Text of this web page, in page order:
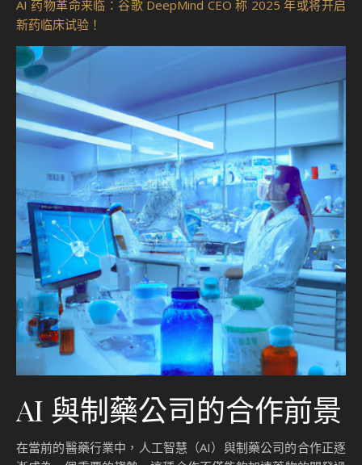
AI 药物革命来临：谷歌 DeepMind CEO 称 2025 年或将开启
新药临床试验！
AI 與制藥公司的合作前景
在當前的醫藥行業中，人工智慧（AI）與制藥公司的合作正逐